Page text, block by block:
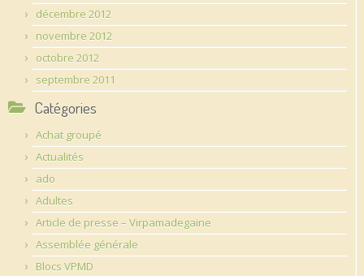
décembre 2012
novembre 2012
octobre 2012
septembre 2011
Catégories
Achat groupé
Actualités
ado
Adultes
Article de presse – Virpamadegaine
Assemblée générale
Blocs VPMD